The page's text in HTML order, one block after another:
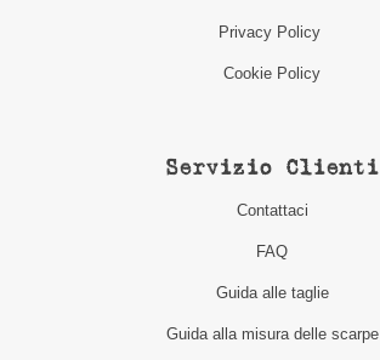
Privacy Policy
Cookie Policy
Servizio Clienti
Contattaci
FAQ
Guida alle taglie
Guida alla misura delle scarpe